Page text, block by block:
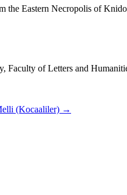
the Eastern Necropolis of
Faculty of Letters and
(Kocaaliler) →